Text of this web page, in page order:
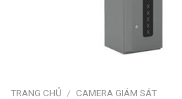
TRANG CHỦ / CAMERA GIÁM SÁT